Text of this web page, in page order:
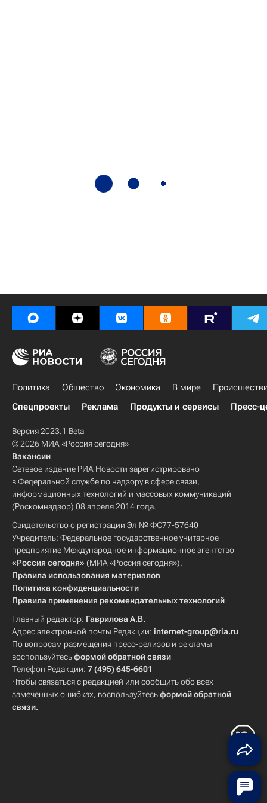
Политика Общество Экономика В мире
Спецпроекты
Реклама Продукты и сервисы Пресс-
Версия 2023.1 Beta
© 2026 МИА «Россия сегодня»
Вакансии
Сетевое издание РИА Новости зарегистрировано
в Федеральной службе по надзору в сфере связи,
информационных технологий и массовых коммуникаций
(Роскомнадзор) 08 апреля 2014 года.
Свидетельство о регистрации Эл № ФС77-57640
Учредитель: Федеральное государственное унитарное
предприятие Международное информационное агентство
«Россия сегодня» (МИА «Россия сегодня»).
Правила использования материалов
Политика конфиденциальности
Правила применения рекомендательных технологий
Главный редактор: Гаврилова А.В.
Адрес электронной почты Редакции: internet-group@ria.ru
По вопросам размещения пресс-релизов и рекламы
воспользуйтесьформой обратной связи
Телефон Редакции: 7 (495) 645-6601
Чтобы связаться с редакцией или сообщить обо всех
замеченных ошибках, воспользуйтесьформой обратной
связи.